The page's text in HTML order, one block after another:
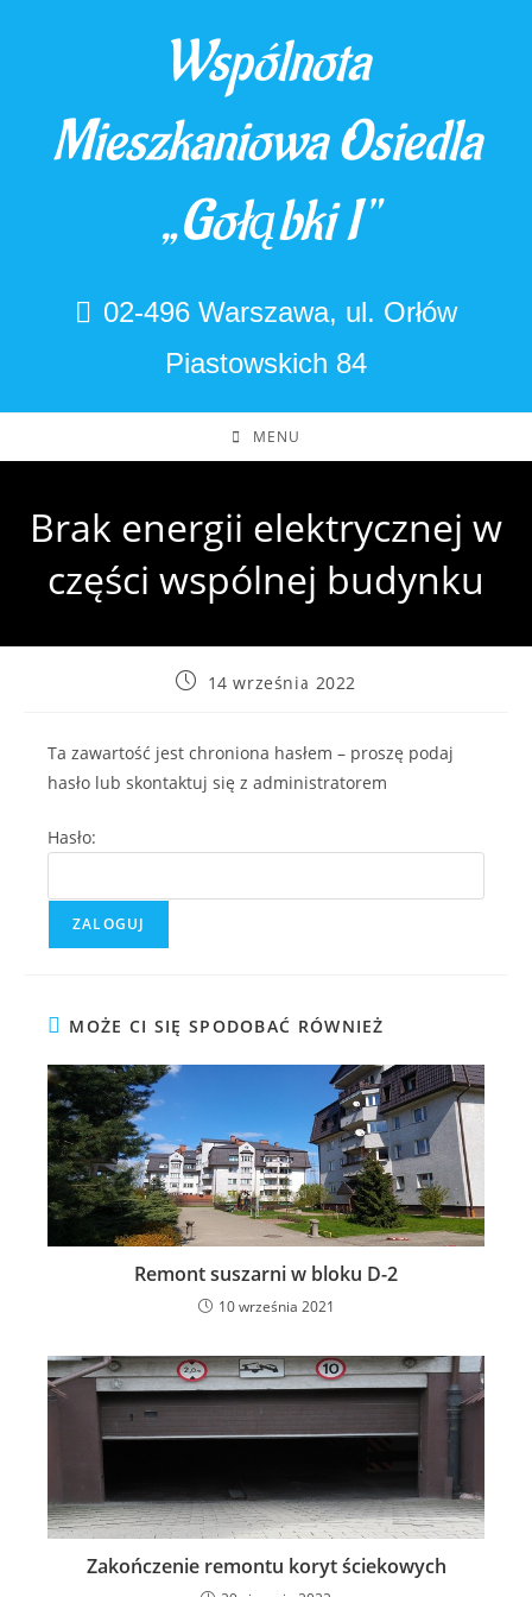
Wspólnota
Mieszkaniowa Osiedla
„Gołąbki I"
02-496 Warszawa, ul. Orłów
Piastowskich 84
MENU
Brak energii elektrycznej w
części wspólnej budynku
Post14 września 2022
Ta zawartość jest chroniona hasłem – proszę podaj
hasło lub skontaktuj się z administratorem
Hasło:
MOŻE CI SIĘ SPODOBAĆ RÓWNIEŻ
Remont suszarni w bloku D-2
10 września 2021
Zakończenie remontu koryt ściekowych